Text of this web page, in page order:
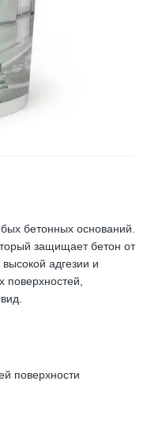
бетонных оснований.
защищает бетон от
адгезии и
поверхностей,
поверхности